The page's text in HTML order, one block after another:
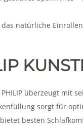
das natürliche
überzeugt mit
sorgt für
besten